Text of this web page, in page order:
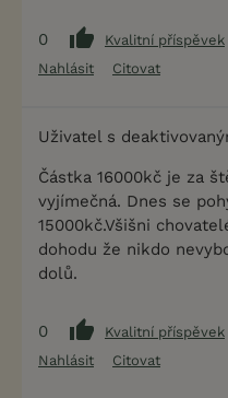
0
Kvalitní příspěvek
Nahlásit
Citovat
Uživatel s
Částka 16000kč je za
vyjímečná. Dnes se
15000kč.Všišni
dohodu že nikdo
dolů.
0
Kvalitní příspěvek
Nahlásit
Citovat